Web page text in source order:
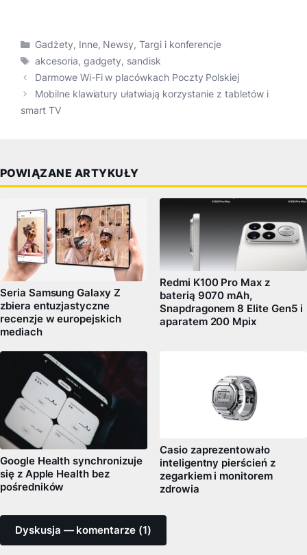
Kategorie
Gadżety, Inne, Newsy,Targi i konferencje
Tagi
akcesoria, gadgety, sandisk
Darmowe Wi-Fi w placówkach Poczty Polskiej
Mobilne klawiatury ułatwiają korzystanie z tabletów i
smart TV
POWIĄZANE ARTYKUŁY
Seria Samsung Galaxy Z
zbiera entuzjastyczne
recenzje w europejskich
mediach
Redmi K100 Pro Max z
baterią 9070 mAh,
Snapdragonem 8 Elite Gen5 i
aparatem 200 Mpix
Google Health synchronizuje
się z Apple Health bez
pośredników
Casio zaprezentowało
inteligentny pierścień z
zegarkiem i monitorem
zdrowia
Dyskusja — komentarze (1)